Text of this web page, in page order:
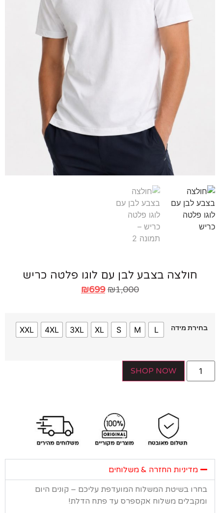
חולצה בצבע לבן עם לוגו פלטה כריש
₪1,000
₪699
מידה L
M
S
XL
3XL
4XL
XXL
SHOP NOW
מדיניות החזרה & משלוחים
בשיטת המשלוח המועדפת עליכם – קונים היום
משלוח אקספרס עד פתח הדלת!